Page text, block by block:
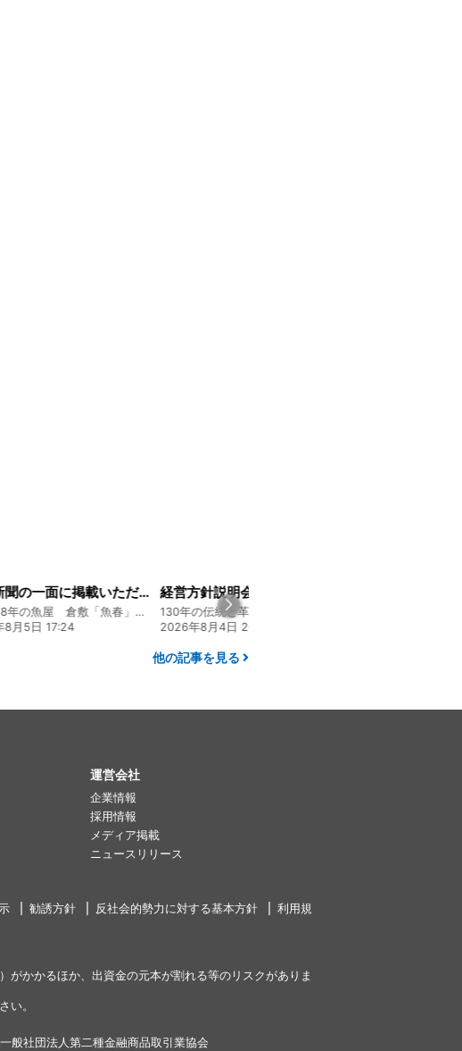
山陽新聞の一面に掲載いただきました！
創業128年の魚屋 倉敷「魚春」ファンド
8月5日 17:24
2026年8月4日 20:00
他の記事を見る
運営会社
企業情報
採用情報
メディア掲載
ニュースリリース
勧誘方針 反社会的勢力に対する基本方針
利用規
かかるほか、出資金の元本が割れる等のリスクがありま
い。
社団法人第二種金融商品取引業協会